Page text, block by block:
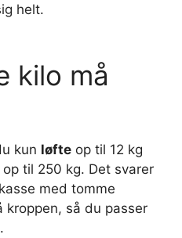
helt.
kilo må
kun løfte op til 12 kg
til 250 kg. Det svarer
med tomme
så du passer